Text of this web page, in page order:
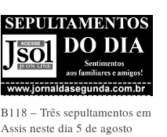
B118 – Três sepultamentos em
Assis neste dia 5 de agosto